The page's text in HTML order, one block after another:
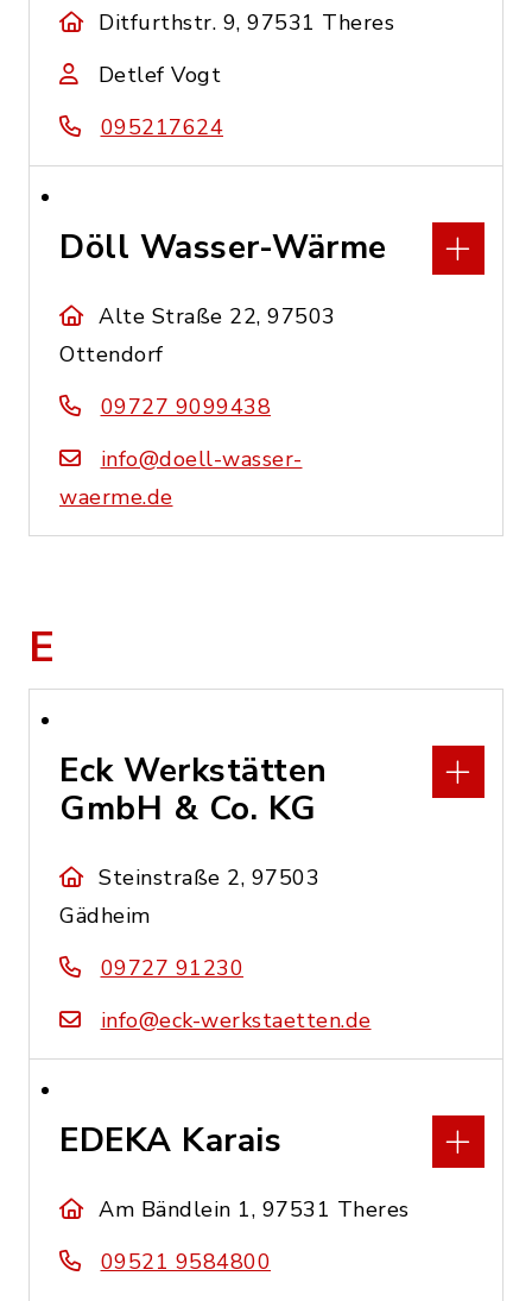
Ditfurthstr. 9, 97531 Theres
Detlef Vogt
095217624
Döll Wasser-Wärme
Alte Straße 22, 97503
Ottendorf
09727 9099438
info@doell-wasser-
waerme.de
E
Eck Werkstätten
GmbH & Co. KG
Steinstraße 2, 97503
Gädheim
09727 91230
info@eck-werkstaetten.de
EDEKA Karais
Am Bändlein 1, 97531 Theres
09521 9584800